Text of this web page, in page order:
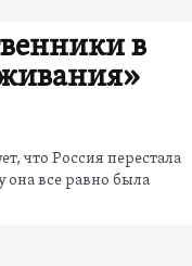
в
что Россия перестала
она все равно была